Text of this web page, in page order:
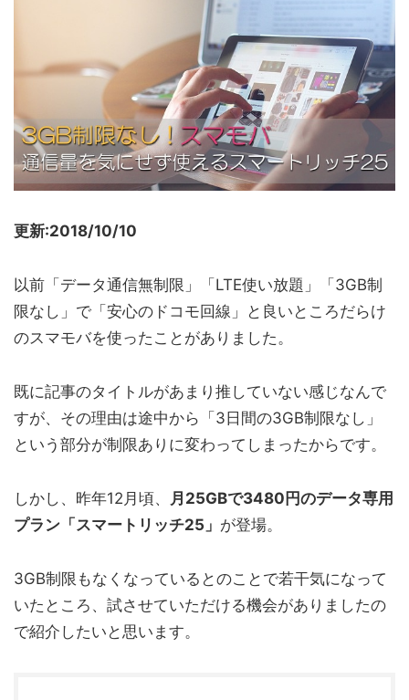
更新:2018/10/10
以前「データ通信無制限」「LTE使い放題」「3GB制
限なし」で「安心のドコモ回線」と良いところだらけ
のスマモバを使ったことがありました。
既に記事のタイトルがあまり推していない感じなんで
すが、その理由は途中から「3日間の3GB制限なし」
という部分が制限ありに変わってしまったからです。
しかし、昨年12月頃、 月25GBで3480円のデータ専用
プラン「スマートリッチ25」 が登場。
3GB制限もなくなっているとのことで若干気になって
いたところ、試させていただける機会がありましたの
で紹介したいと思います。